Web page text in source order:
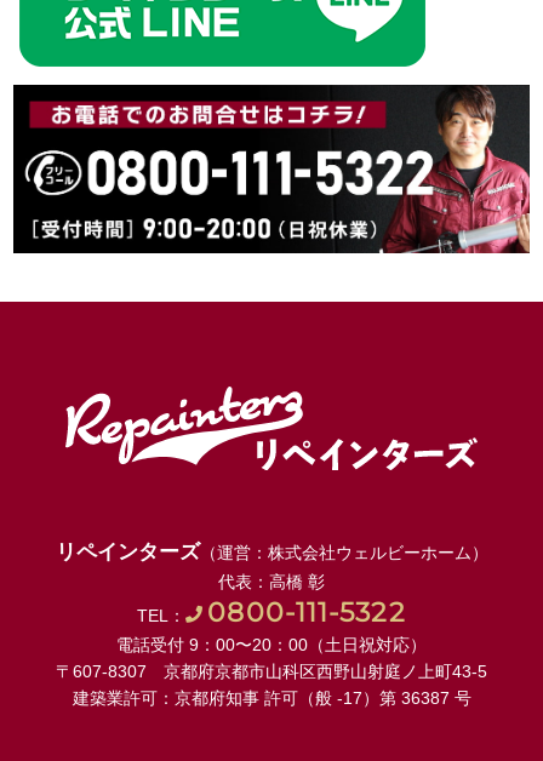
リペインターズ（運営：株式会社ウェルビーホーム）
代表：高橋 彰
TEL：
0800-111-5322
電話受付 9：00〜20：00（土日祝対応）
〒607-8307 京都府京都市山科区西野山射庭ノ上町43-5
建築業許可：京都府知事 許可（般 -17）第 36387 号